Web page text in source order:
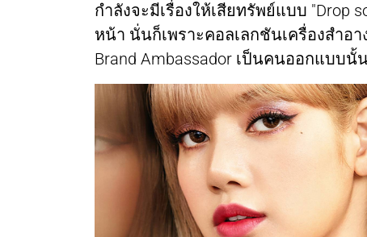
กำลังจะมีเรื่องให้เสียทรัพย์แบบ "Drop
หน้า นั่นก็เพราะคอลเลกชันเครื่องสำอ
Brand Ambassador เป็นคนออกแบบ